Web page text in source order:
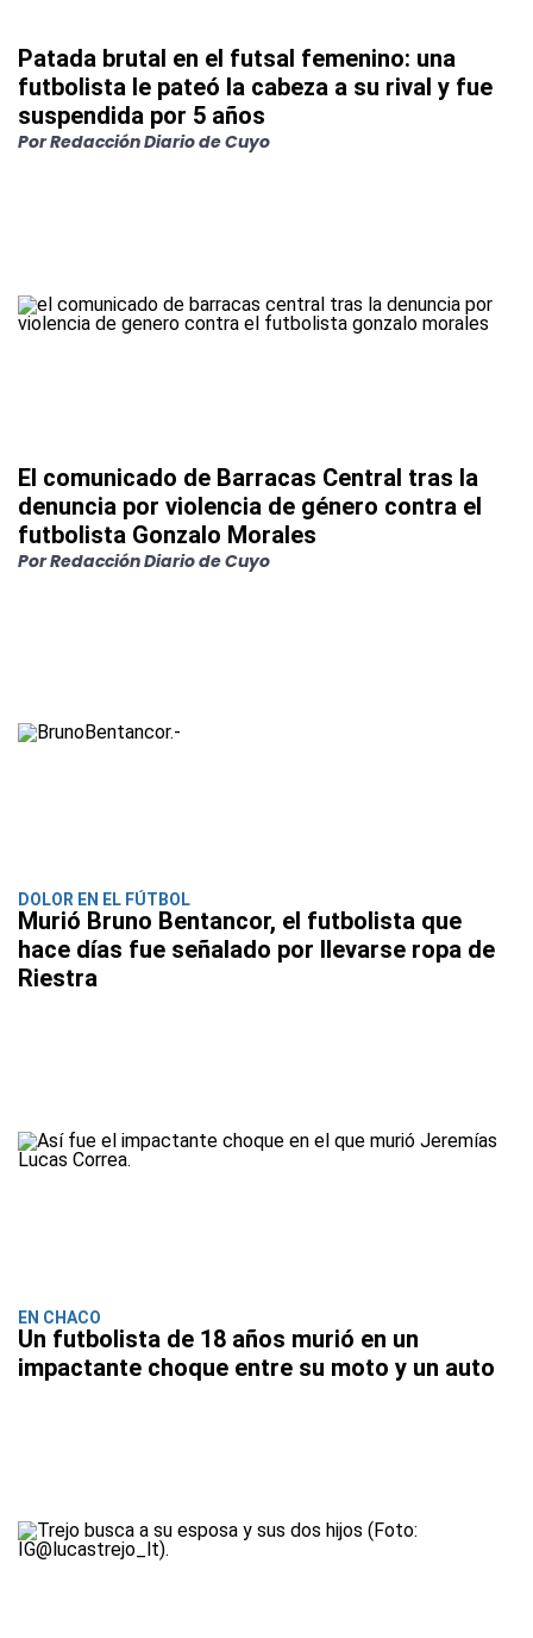
Patada brutal en el futsal femenino: una
futbolista le pateó la cabeza a su rival y fue
suspendida por 5 años
Por Redacción Diario de Cuyo
El comunicado de Barracas Central tras la
denuncia por violencia de género contra el
futbolista Gonzalo Morales
Por Redacción Diario de Cuyo
DOLOR EN EL FÚTBOL
Murió Bruno Bentancor, el futbolista que
hace días fue señalado por llevarse ropa de
Riestra
EN CHACO
Un futbolista de 18 años murió en un
impactante choque entre su moto y un auto